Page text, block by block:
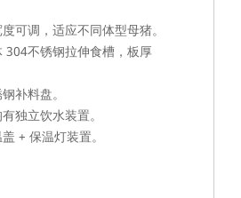
可调，适应不同体型母猪。
304不锈钢拉伸食槽，板厚
补料盘。
独立饮水装置。
+ 保温灯装置。